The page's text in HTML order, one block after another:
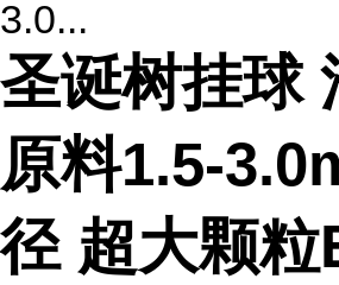
3.0...
圣诞树挂球
原料1.5-
径 超大颗粒